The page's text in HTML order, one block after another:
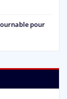
pour